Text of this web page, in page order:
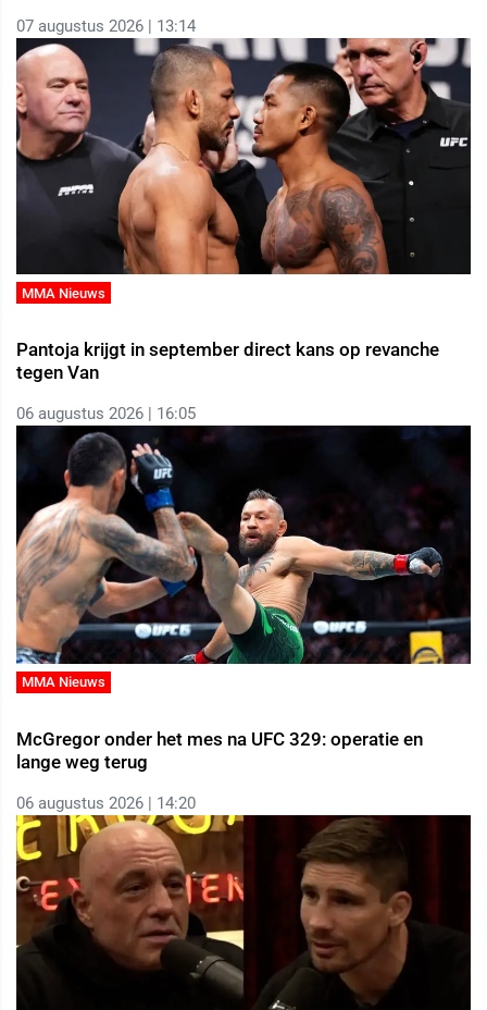
07 augustus 2026 | 13:14
MMA Nieuws
Pantoja krijgt in september direct kans op revanche
tegen Van
06 augustus 2026 | 16:05
MMA Nieuws
McGregor onder het mes na UFC 329: operatie en
lange weg terug
06 augustus 2026 | 14:20